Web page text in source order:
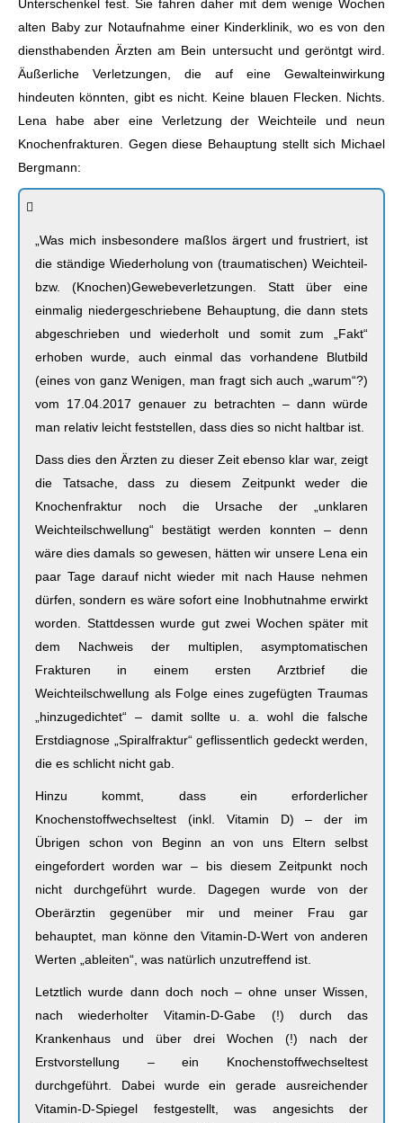
Unterschenkel fest. Sie fahren daher mit dem wenige Wochen
alten Baby zur Notaufnahme einer Kinderklinik, wo es von den
diensthabenden Ärzten am Bein untersucht und geröntgt wird.
Äußerliche Verletzungen, die auf eine Gewalteinwirkung
hindeuten könnten, gibt es nicht. Keine blauen Flecken. Nichts.
Lena habe aber eine Verletzung der Weichteile und neun
Knochenfrakturen. Gegen diese Behauptung stellt sich Michael
Bergmann:
„Was mich insbesondere maßlos ärgert und frustriert, ist
die ständige Wiederholung von (traumatischen) Weichteil-
bzw. (Knochen)Gewebeverletzungen. Statt über eine
einmalig niedergeschriebene Behauptung, die dann stets
abgeschrieben und wiederholt und somit zum „Fakt“
erhoben wurde, auch einmal das vorhandene Blutbild
(eines von ganz Wenigen, man fragt sich auch „warum“?)
vom 17.04.2017 genauer zu betrachten – dann würde
man relativ leicht feststellen, dass dies so nicht haltbar ist.
Dass dies den Ärzten zu dieser Zeit ebenso klar war, zeigt
die Tatsache, dass zu diesem Zeitpunkt weder die
Knochenfraktur noch die Ursache der „unklaren
Weichteilschwellung“ bestätigt werden konnten – denn
wäre dies damals so gewesen, hätten wir unsere Lena ein
paar Tage darauf nicht wieder mit nach Hause nehmen
dürfen, sondern es wäre sofort eine Inobhutnahme erwirkt
worden. Stattdessen wurde gut zwei Wochen später mit
dem Nachweis der multiplen, asymptomatischen
Frakturen in einem ersten Arztbrief die
Weichteilschwellung als Folge eines zugefügten Traumas
„hinzugedichtet“ – damit sollte u. a. wohl die falsche
Erstdiagnose „Spiralfraktur“ geflissentlich gedeckt werden,
die es schlicht nicht gab.
Hinzu kommt, dass ein erforderlicher
Knochenstoffwechseltest (inkl. Vitamin D) – der im
Übrigen schon von Beginn an von uns Eltern selbst
eingefordert worden war – bis diesem Zeitpunkt noch
nicht durchgeführt wurde. Dagegen wurde von der
Oberärztin gegenüber mir und meiner Frau gar
behauptet, man könne den Vitamin-D-Wert von anderen
Werten „ableiten“, was natürlich unzutreffend ist.
Letztlich wurde dann doch noch – ohne unser Wissen,
nach wiederholter Vitamin-D-Gabe (!) durch das
Krankenhaus und über drei Wochen (!) nach der
Erstvorstellung – ein Knochenstoffwechseltest
durchgeführt. Dabei wurde ein gerade ausreichender
Vitamin-D-Spiegel festgestellt, was angesichts der